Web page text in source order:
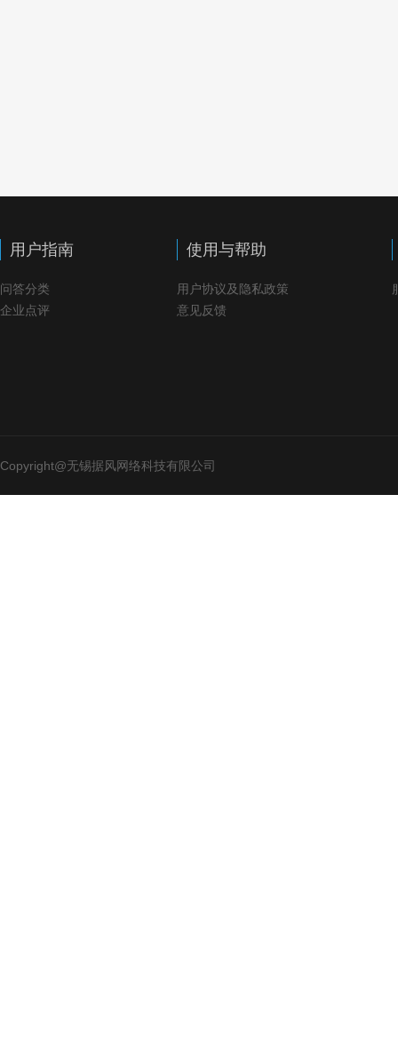
用户指南
问答分类
企业点评
使用与帮助
用户协议及隐私政策
意见反馈
Copyright@无锡据风网络科技有限公司